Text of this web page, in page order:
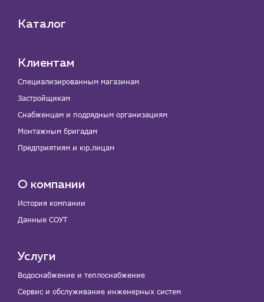
Каталог
Клиентам
Специализированным магазинам
Застройщикам
Снабженцам и подрядным организациям
Монтажным бригадам
Предприятиям и юр.лицам
О компании
История компании
Данные СОУТ
Услуги
Водоснабжение и теплоснабжение
Сервис и обслуживание инженерных систем